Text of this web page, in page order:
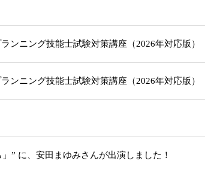
ンニング技能士試験対策講座（2026年対応版）
ンニング技能士試験対策講座（2026年対応版）
” に、安田まゆみさんが出演しました！